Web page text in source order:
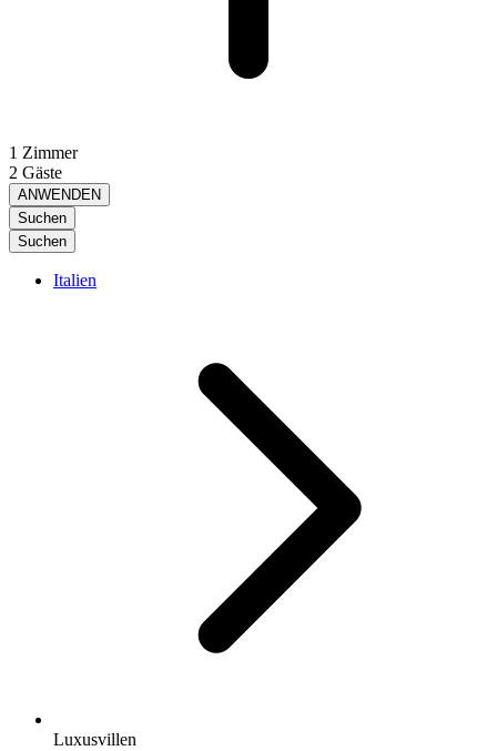
1 Zimmer
2 Gäste
ANWENDEN
Suchen
Suchen
Italien
Luxusvillen